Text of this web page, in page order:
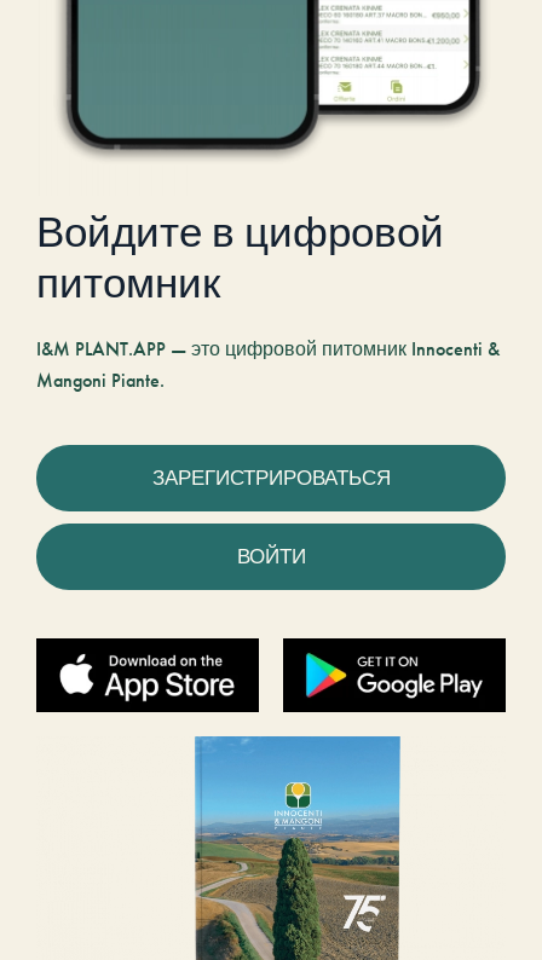
Войдите в цифровой
питомник
I&M PLANT.APP — это цифровой питомник Innocenti &
Mangoni Piante.
ЗАРЕГИСТРИРОВАТЬСЯ
ВОЙТИ